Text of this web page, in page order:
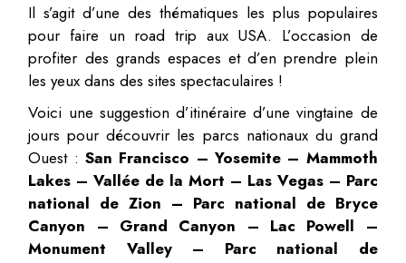
Il s’agit d’une des thématiques les plus populaires
pour faire un road trip aux USA. L’occasion de
profiter des grands espaces et d’en prendre plein
les yeux dans des sites spectaculaires !
Voici une suggestion d’itinéraire d’une vingtaine de
jours pour découvrir les parcs nationaux du grand
Ouest :San Francisco – Yosemite – Mammoth
Lakes – Vallée de la Mort – Las Vegas – Parc
national de Zion – Parc national de Bryce
Canyon – Grand Canyon – Lac Powell –
Monument Valley – Parc national de